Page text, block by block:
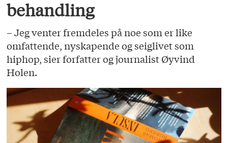
behandling
– Jeg venter fremdeles på noe som er like
omfattende, nyskapende og seiglivet som
hiphop, sier forfatter og journalist Øyvind
Holen.